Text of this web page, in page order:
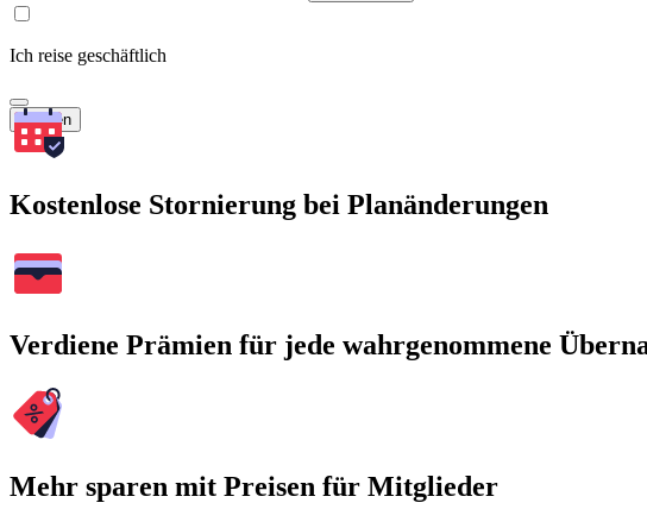
Ich reise geschäftlich
Suchen
Kostenlose Stornierung bei Planänderungen
Verdiene Prämien für jede wahrgenommene
Mehr sparen mit Preisen für Mitglieder